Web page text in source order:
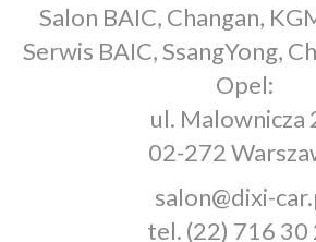
Salon BAIC, Changan,
Serwis BAIC, SsangYong,
Opel:
ul. Malownicza
02-272
salon@dixi-
tel. (22) 716 30